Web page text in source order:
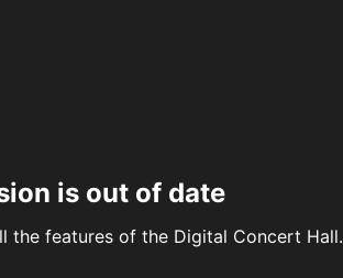
is out of date
the features of the Digital Concert Hall.